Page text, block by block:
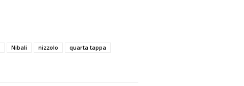
Nibali nizzolo
quarta tappa